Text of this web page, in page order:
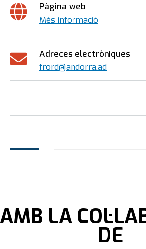
Pàgina web
Més informació
Adreces electròniques
frord@andorra.ad
−
AMB LA
DE